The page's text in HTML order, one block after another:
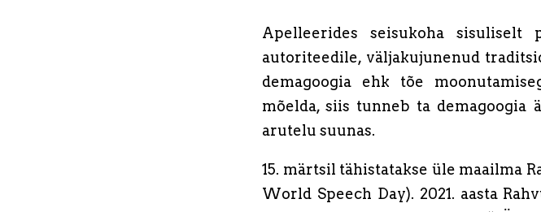
Apelleerides seisukoha sisuliselt
autoriteedile, väljakujunenud
demagoogia ehk tõe
mõelda, siis tunneb ta demagoogia
arutelu suunas.
15. märtsil tähistatakse üle maailma
World Speech Day). 2021. aasta